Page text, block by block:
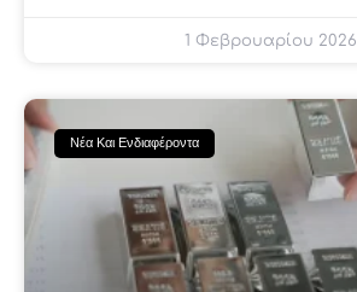
1 Φεβρουαρίου 2026
Νέα Και Ενδιαφέροντα